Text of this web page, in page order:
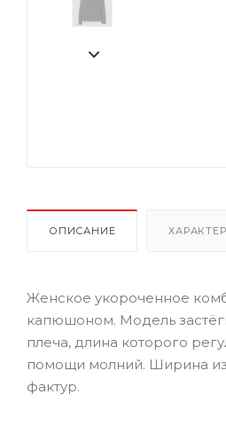
ОПИСАНИЕ
Женское укороченное
капюшоном. Модель
плеча, длина которого
помощи молний. Ширина
фактур.